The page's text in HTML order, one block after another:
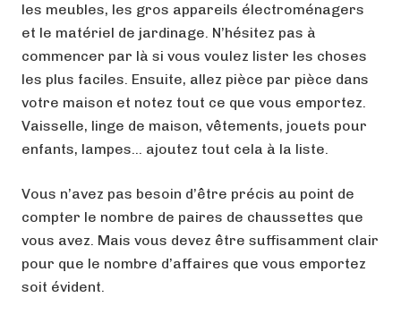
les meubles, les gros appareils électroménagers
et le matériel de jardinage. N’hésitez pas à
commencer par là si vous voulez lister les choses
les plus faciles. Ensuite, allez pièce par pièce dans
votre maison et notez tout ce que vous emportez.
Vaisselle, linge de maison, vêtements, jouets pour
enfants, lampes… ajoutez tout cela à la liste.
Vous n’avez pas besoin d’être précis au point de
compter le nombre de paires de chaussettes que
vous avez. Mais vous devez être suffisamment clair
pour que le nombre d’affaires que vous emportez
soit évident.